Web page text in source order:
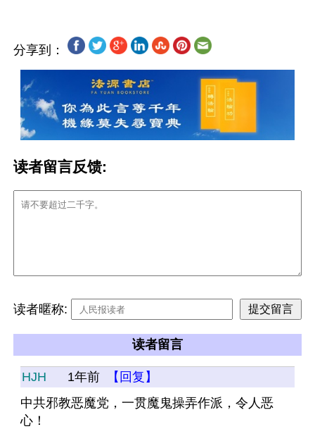
分享到：
读者留言反馈:
读者暱称:
读者留言
HJH 1年前
【回复】
中共邪教恶魔党，一贯魔鬼操弄作派，令人恶
心！